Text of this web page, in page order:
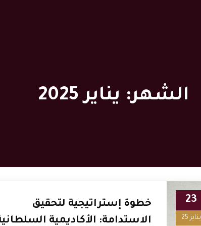
الشهر: يناير 2025
23
يناير 25
خطوة إستراتيجية لتحقيق
الاستدامة: الأكاديمية